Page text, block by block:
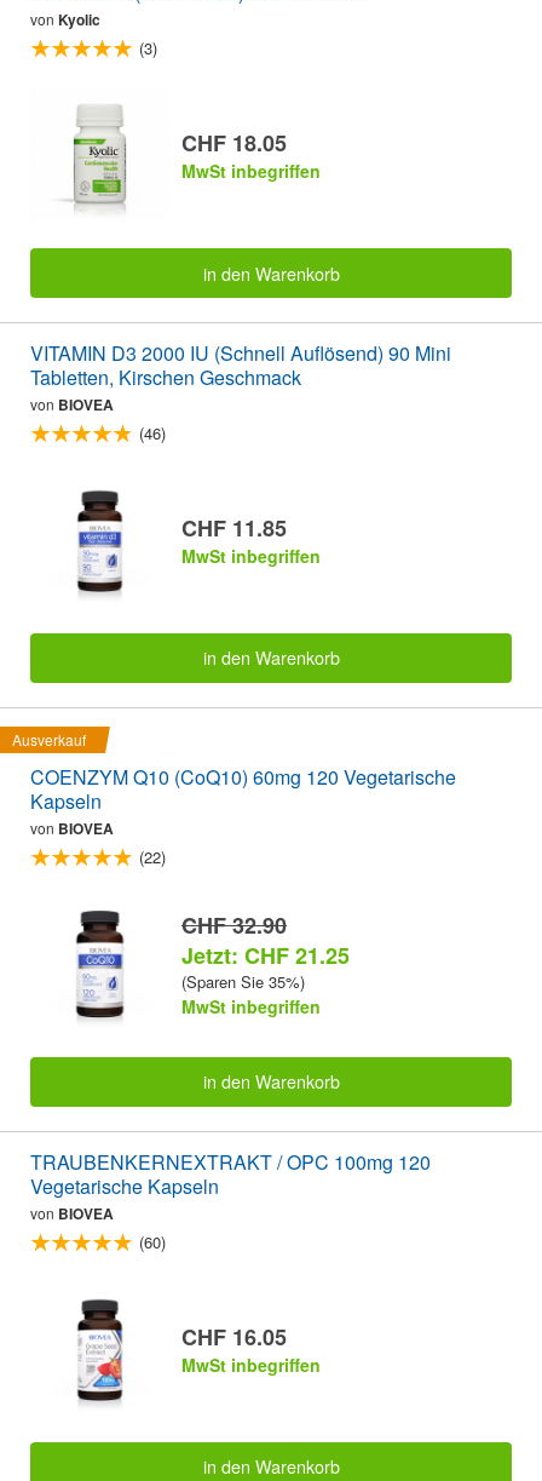
von Kyolic
(3)
CHF 18.05
MwSt inbegriffen
in den Warenkorb
VITAMIN D3 2000 IU (Schnell Auflösend) 90 Mini
Tabletten, Kirschen Geschmack
von BIOVEA
(46)
CHF 11.85
MwSt inbegriffen
in den Warenkorb
Ausverkauf
COENZYM Q10 (CoQ10) 60mg 120 Vegetarische
Kapseln
von BIOVEA
(22)
CHF 32.90
Jetzt: CHF 21.25
(Sparen Sie 35%)
MwSt inbegriffen
in den Warenkorb
TRAUBENKERNEXTRAKT / OPC 100mg 120
Vegetarische Kapseln
von BIOVEA
(60)
CHF 16.05
MwSt inbegriffen
in den Warenkorb